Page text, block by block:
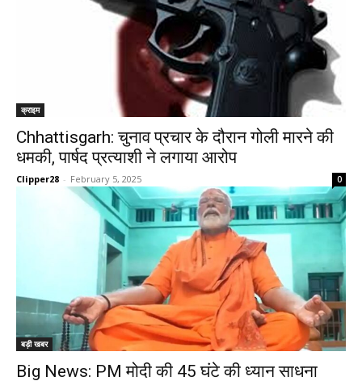
क्राइम
Chhattisgarh: चुनाव प्रचार के दौरान गोली मारने की
धमकी, पार्षद प्रत्याशी ने लगाया आरोप
Clipper28 - February 5, 2025 0
बड़ी खबर
Big News: PM मोदी की 45 घंटे की ध्यान साधना